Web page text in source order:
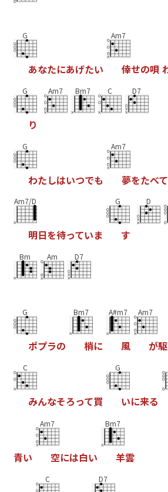
G
あなたにあげたい
Am7
倖せの唄
G
り
Am7 Bm7 C D7
G
わたしはいつでも
Am7
夢をたべて
Am7/D
明日を待っていま
G
す
D
Bm Am D7
G
ポプラの
Bm7
梢に
A#m7
風
Am7
が駆
C
みんなそろって買
G
いに来る
青い
Am7
空には白い
Bm7
羊雲
C D7